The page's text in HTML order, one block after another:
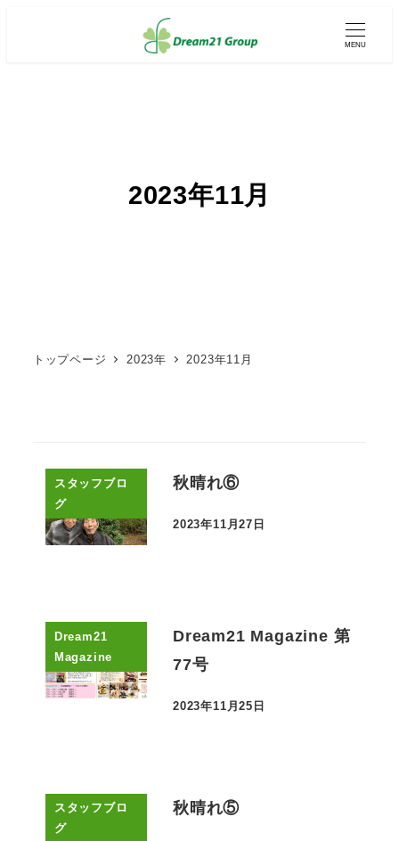
MENU
2023年11月
トップページ 2023年 2023年11月
スタッフブロ
グ
秋晴れ⑥
投稿日
2023年11月27日
Dream21
Magazine
Dream21 Magazine 第
77号
投稿日
2023年11月25日
スタッフブロ
グ
秋晴れ⑤